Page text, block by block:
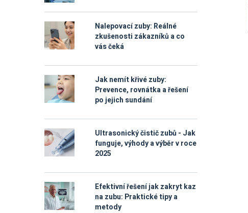
Nalepovací zuby: Reálné
zkušenosti zákazníků a co
vás čeká
Jak nemít křivé zuby:
Prevence, rovnátka a řešení
po jejich sundání
Ultrasonický čistič zubů - Jak
funguje, výhody a výběr v roce
2025
Efektivní řešení jak zakryt kaz
na zubu: Praktické tipy a
metody